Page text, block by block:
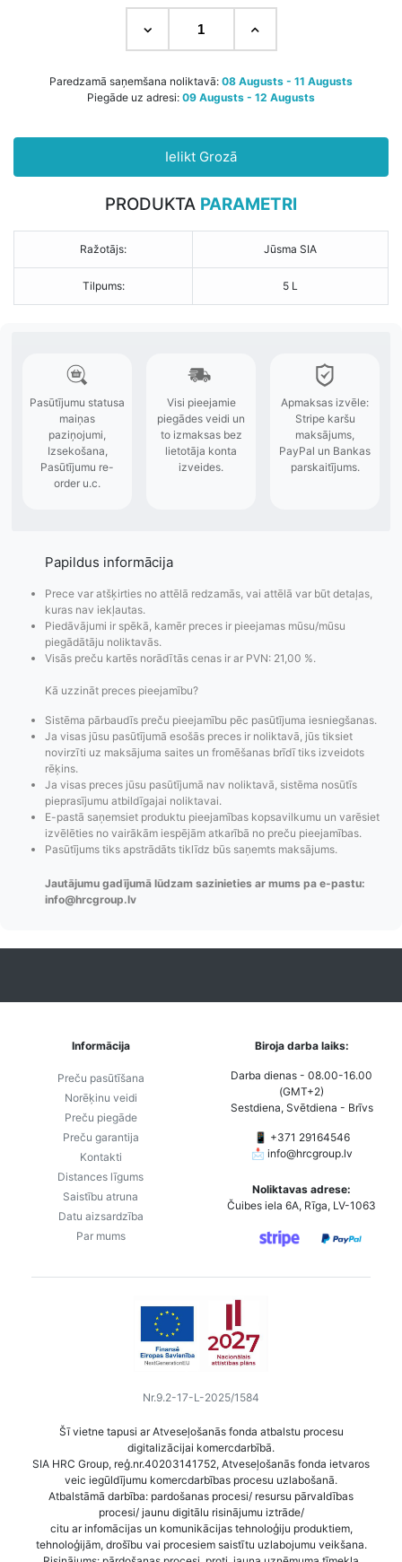
Paredzamā saņemšana noliktavā: 08 Augusts - 11 Augusts
Piegāde uz adresi: 09 Augusts - 12 Augusts
Ielikt Grozā
PRODUKTA PARAMETRI
Ražotājs: Jūsma SIA
Tilpums: 5 L
Pasūtījumu statusa
maiņas
paziņojumi,
Izsekošana,
Pasūtījumu re-
Visi pieejamie
piegādes veidi un
to izmaksas bez
lietotāja konta
PayPal
Papildus informācija
Prece var atšķirties no attēlā redzamās, vai attēlā var būt detaļas,
kuras nav iekļautas.
Piedāvājumi ir spēkā, kamēr preces ir pieejamas mūsu/mūsu
piegādātāju noliktavās.
Visās preču kartēs norādītās cenas ir ar PVN: 21,00 %.
Kā uzzināt preces pieejamību?
Sistēma pārbaudīs preču pieejamību pēc pasūtījuma iesniegšanas.
Ja visas jūsu pasūtījumā esošās preces ir noliktavā, jūs tiksiet
novirzīti uz maksājuma saites un fromēšanas brīdī tiks izveidots
rēķins.
Ja visas preces jūsu pasūtījumā nav noliktavā, sistēma nosūtīs
pieprasījumu atbildīgajai noliktavai.
E-pastā saņemsiet produktu pieejamības kopsavilkumu un varēsiet
izvēlēties no vairākām iespējām atkarībā no preču pieejamības.
Pasūtījums tiks apstrādāts tiklīdz būs saņemts maksājums.
Jautājumu gadījumā lūdzam sazinieties ar mums pa e-pastu:
info@hrcgroup.lv
Informācija
Preču pasūtīšana
Norēķinu veidi
Preču piegāde
Preču garantija
Kontakti
Distances līgums
Saistību atruna
Datu aizsardzība
Par mums
Biroja darba laiks:
Darba dienas - 08.00-16.00
(GMT+2)
Sestdiena, Svētdiena - Brīvs
📱 +371 29164546
📩 info@hrcgroup.lv
Noliktavas adrese:
Čuibes iela 6A, Rīga, LV-1063
Nr.9.2-17-L-2025/1584
Šī vietne tapusi ar Atveseļošanās fonda atbalstu procesu
digitalizācijai komercdarbībā.
SIA HRC Group, reģ.nr.40203141752, Atveseļošanās fonda ietvaros
veic iegūldījumu komercdarbības procesu uzlabošanā.
Atbalstāmā darbība: pardošanas procesi/ resursu pārvaldības
procesi/ jaunu digitālu risinājumu iztrāde/
citu ar infomācijas un komunikācijas tehnoloģiju produktiem,
tehnoloģijām, drošību vai procesiem saistītu uzlabojumu veikšana.